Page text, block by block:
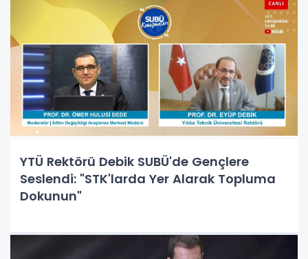
YTÜ Rektörü Debik SUBÜ'de Gençlere
Seslendi: "STK'larda Yer Alarak Topluma
Dokunun"